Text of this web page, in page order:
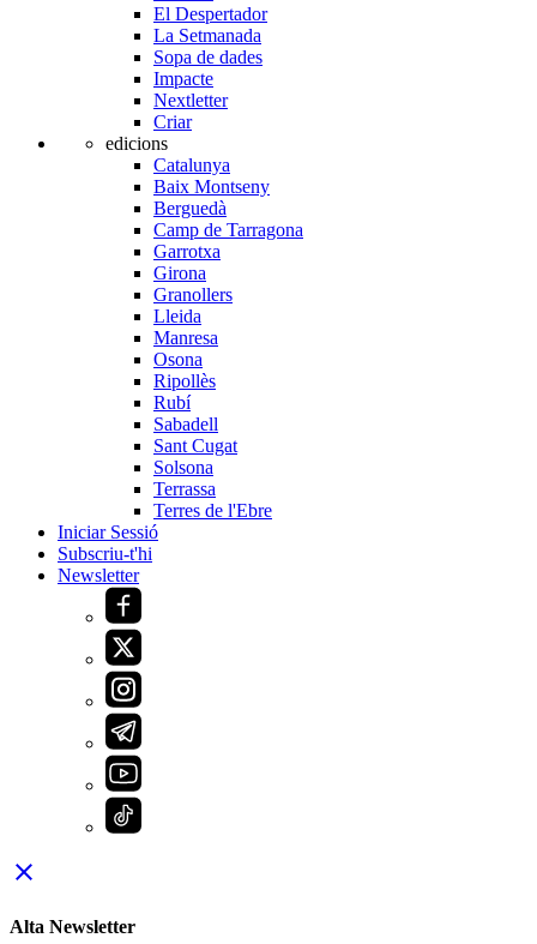
El Despertador
La Setmanada
Sopa de dades
Impacte
Nextletter
Criar
edicions
Catalunya
Baix Montseny
Berguedà
Camp de Tarragona
Garrotxa
Girona
Granollers
Lleida
Manresa
Osona
Ripollès
Rubí
Sabadell
Sant Cugat
Solsona
Terrassa
Terres de l'Ebre
Iniciar Sessió
Subscriu-t'hi
Newsletter
close
Alta Newsletter